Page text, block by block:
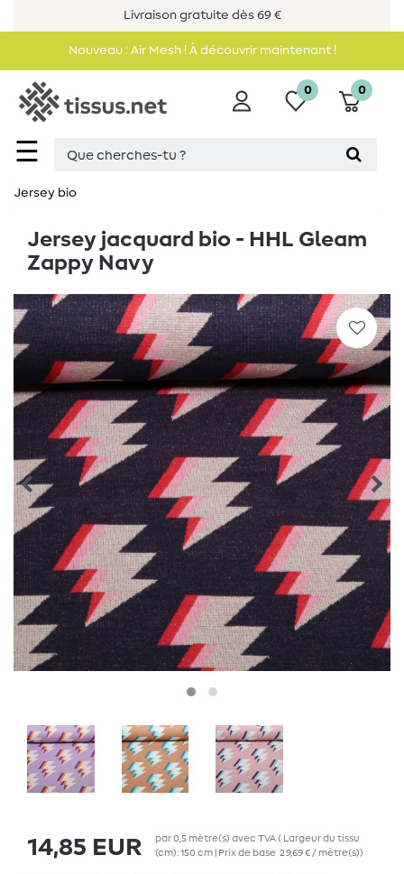
Livraison gratuite dès 69 €
Nouveau : Air Mesh ! À découvrir maintenant !
☰
0 0
Jersey bio
Jersey jacquard bio - HHL Gleam
Zappy Navy
14,85 EUR par0,5 mètre(s) avec TVA( Largeur du tissu
(cm): 150 cm | Prix de base 29,69 € / mètre(s))